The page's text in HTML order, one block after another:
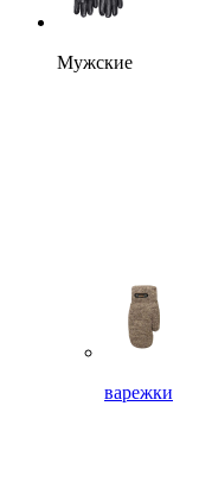
Мужские
варежки